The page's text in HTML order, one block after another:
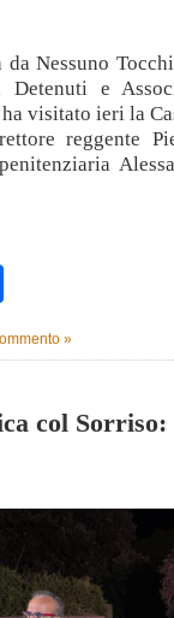
Nessuno
e
visitato ieri la
reggente
»
col